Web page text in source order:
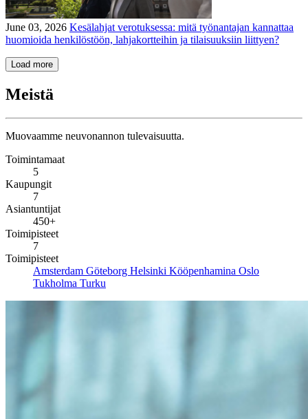
June 03, 2026 Kesälahjat verotuksessa: mitä työnantajan kannattaa
huomioida henkilöstöön, lahjakortteihin ja tilaisuuksiin liittyen?
Load more
Meistä
Muovaamme neuvonannon tulevaisuutta.
Toimintamaat
5
Kaupungit
7
Asiantuntijat
450+
Toimipisteet
7
Toimipisteet
Amsterdam Göteborg Helsinki Kööpenhamina Oslo
Tukholma Turku